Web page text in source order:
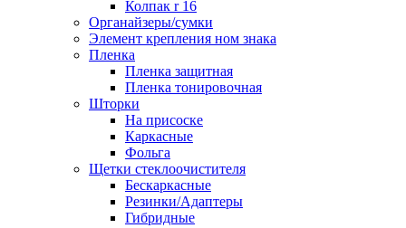
Колпак r 16
Органайзеры/сумки
Элемент крепления ном знака
Пленка
Пленка защитная
Пленка тонировочная
Шторки
На присоске
Каркасные
Фольга
Щетки стеклоочистителя
Бескаркасные
Резинки/Адаптеры
Гибридные